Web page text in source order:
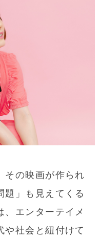
その映画が作られ
題」も見えてくる
、エンターテイメ
や社会と紐付けて